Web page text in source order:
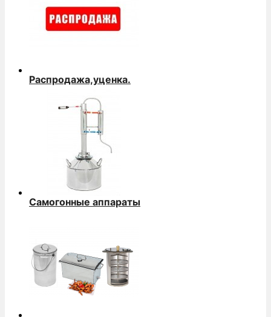
Распродажа,уценка.
Самогонные аппараты